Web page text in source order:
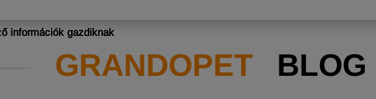
információk gazdiknak
GRANDOPET BLOG